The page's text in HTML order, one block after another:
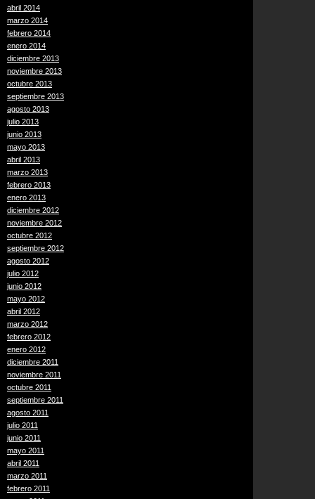
abril 2014
marzo 2014
febrero 2014
enero 2014
diciembre 2013
noviembre 2013
octubre 2013
septiembre 2013
agosto 2013
julio 2013
junio 2013
mayo 2013
abril 2013
marzo 2013
febrero 2013
enero 2013
diciembre 2012
noviembre 2012
octubre 2012
septiembre 2012
agosto 2012
julio 2012
junio 2012
mayo 2012
abril 2012
marzo 2012
febrero 2012
enero 2012
diciembre 2011
noviembre 2011
octubre 2011
septiembre 2011
agosto 2011
julio 2011
junio 2011
mayo 2011
abril 2011
marzo 2011
febrero 2011